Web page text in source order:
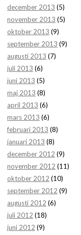
december 2013 (5)
november 2013 (5)
oktober 2013 (9)
september 2013 (9)
augusti 2013 (7)
juli 2013 (6)
juni 2013 (5)
maj 2013 (8)
april 2013 (6)
mars 2013 (6)
februari 2013 (8)
januari 2013 (8)
december 2012 (9)
november 2012 (11)
oktober 2012 (10)
september 2012 (9)
augusti 2012 (6)
juli 2012 (18)
juni 2012 (9)